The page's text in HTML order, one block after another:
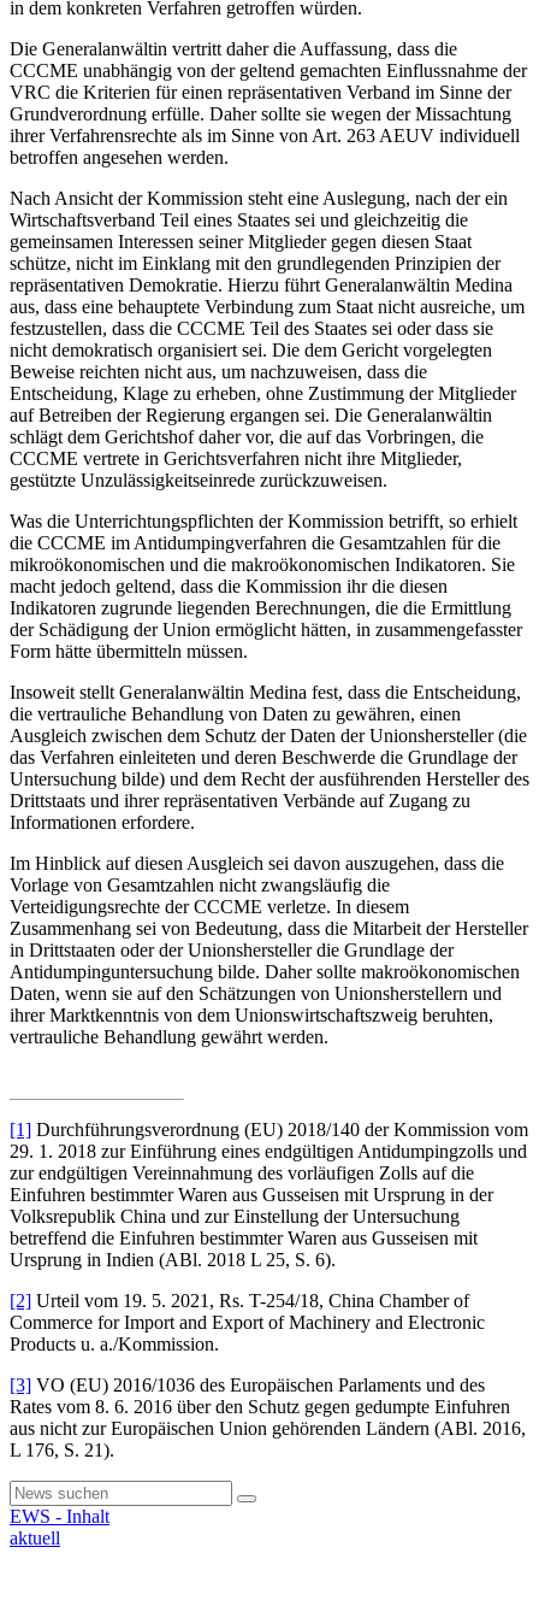
in dem konkreten Verfahren getroffen würden.
Die Generalanwältin vertritt daher die Auffassung, dass die
CCCME unabhängig von der geltend gemachten Einflussnahme der
VRC die Kriterien für einen repräsentativen Verband im Sinne der
Grundverordnung erfülle. Daher sollte sie wegen der Missachtung
ihrer Verfahrensrechte als im Sinne von Art. 263 AEUV individuell
betroffen angesehen werden.
Nach Ansicht der Kommission steht eine Auslegung, nach der ein
Wirtschaftsverband Teil eines Staates sei und gleichzeitig die
gemeinsamen Interessen seiner Mitglieder gegen diesen Staat
schütze, nicht im Einklang mit den grundlegenden Prinzipien der
repräsentativen Demokratie. Hierzu führt Generalanwältin Medina
aus, dass eine behauptete Verbindung zum Staat nicht ausreiche, um
festzustellen, dass die CCCME Teil des Staates sei oder dass sie
nicht demokratisch organisiert sei. Die dem Gericht vorgelegten
Beweise reichten nicht aus, um nachzuweisen, dass die
Entscheidung, Klage zu erheben, ohne Zustimmung der Mitglieder
auf Betreiben der Regierung ergangen sei. Die Generalanwältin
schlägt dem Gerichtshof daher vor, die auf das Vorbringen, die
CCCME vertrete in Gerichtsverfahren nicht ihre Mitglieder,
gestützte Unzulässigkeitseinrede zurückzuweisen.
Was die Unterrichtungspflichten der Kommission betrifft, so erhielt
die CCCME im Antidumpingverfahren die Gesamtzahlen für die
mikroökonomischen und die makroökonomischen Indikatoren. Sie
macht jedoch geltend, dass die Kommission ihr die diesen
Indikatoren zugrunde liegenden Berechnungen, die die Ermittlung
der Schädigung der Union ermöglicht hätten, in zusammengefasster
Form hätte übermitteln müssen.
Insoweit stellt Generalanwältin Medina fest, dass die Entscheidung,
die vertrauliche Behandlung von Daten zu gewähren, einen
Ausgleich zwischen dem Schutz der Daten der Unionshersteller (die
das Verfahren einleiteten und deren Beschwerde die Grundlage der
Untersuchung bilde) und dem Recht der ausführenden Hersteller des
Drittstaats und ihrer repräsentativen Verbände auf Zugang zu
Informationen erfordere.
Im Hinblick auf diesen Ausgleich sei davon auszugehen, dass die
Vorlage von Gesamtzahlen nicht zwangsläufig die
Verteidigungsrechte der CCCME verletze. In diesem
Zusammenhang sei von Bedeutung, dass die Mitarbeit der Hersteller
in Drittstaaten oder der Unionshersteller die Grundlage der
Antidumpinguntersuchung bilde. Daher sollte makroökonomischen
Daten, wenn sie auf den Schätzungen von Unionsherstellern und
ihrer Marktkenntnis von dem Unionswirtschaftszweig beruhten,
vertrauliche Behandlung gewährt werden.
[1] Durchführungsverordnung (EU) 2018/140 der Kommission vom
29. 1. 2018 zur Einführung eines endgültigen Antidumpingzolls und
zur endgültigen Vereinnahmung des vorläufigen Zolls auf die
Einfuhren bestimmter Waren aus Gusseisen mit Ursprung in der
Volksrepublik China und zur Einstellung der Untersuchung
betreffend die Einfuhren bestimmter Waren aus Gusseisen mit
Ursprung in Indien (ABl. 2018 L 25, S. 6).
[2] Urteil vom 19. 5. 2021, Rs. T-254/18, China Chamber of
Commerce for Import and Export of Machinery and Electronic
Products u. a./Kommission.
[3] VO (EU) 2016/1036 des Europäischen Parlaments und des
Rates vom 8. 6. 2016 über den Schutz gegen gedumpte Einfuhren
aus nicht zur Europäischen Union gehörenden Ländern (ABl. 2016,
L 176, S. 21).
EWS - Inhalt
aktuell